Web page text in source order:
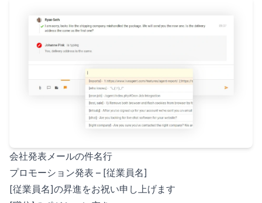
会社発表メールの件名行
プロモーション発表 – [従業員名]
[従業員名]の昇進をお祝い申し上げます